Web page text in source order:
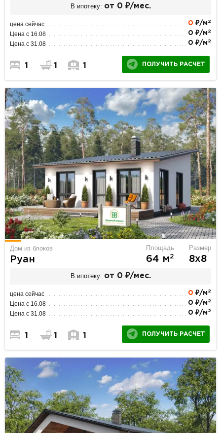
В ипотеку: от 0 ₽/мес.
цена сейчас 0 ₽/м 2
Цена с 16.08 0 ₽/м 2
Цена с 31.08 0 ₽/м 2
1 1 1 ПОЛУЧИТЬ РАСЧЕТ
Дом из блоков
Руан
Площадь
64 м2
Размер
8х8
В ипотеку: от 0 ₽/мес.
цена сейчас 0 ₽/м 2
Цена с 16.08 0 ₽/м 2
Цена с 31.08 0 ₽/м 2
1 1 1 ПОЛУЧИТЬ РАСЧЕТ